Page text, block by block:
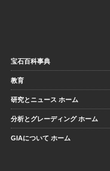
宝石百科事典
教育
研究とニュース ホーム
分析とグレーディング ホーム
GIAについて ホーム